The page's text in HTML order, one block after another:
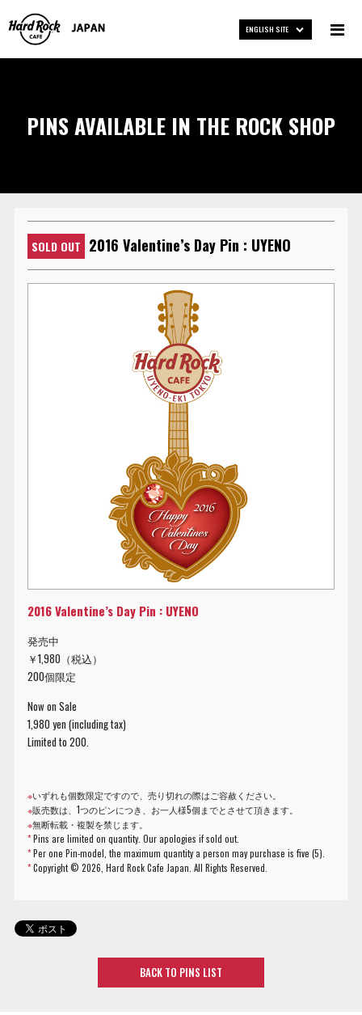
ENGLISH SITE
PINS AVAILABLE IN THE ROCK SHOP
SOLD OUT 2016 Valentine’s Day Pin : UYENO
2016 Valentine’s Day Pin : UYENO
発売中
￥1,980（税込）
200個限定
Now on Sale
1,980 yen (including tax)
Limited to 200.
※いずれも個数限定ですので、売り切れの際はご容赦ください。
※販売数は、1つのピンにつき、お一人様5個までとさせて頂きます。
※無断転載・複製を禁じます。
*Pins are limited on quantity. Our apologies if sold out.
*Per one Pin-model, the maximum quantity a person may purchase is five (5).
*Copyright ©2026, Hard Rock Cafe Japan. All Rights Reserved.
BACK TO PINS LIST